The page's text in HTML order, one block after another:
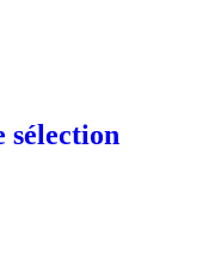
sélection